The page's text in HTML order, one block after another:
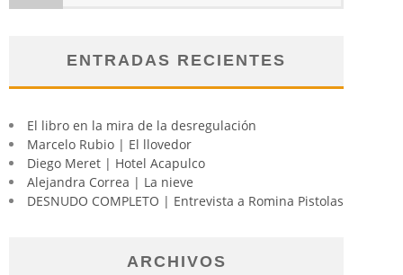
ENTRADAS RECIENTES
El libro en la mira de la desregulación
Marcelo Rubio | El llovedor
Diego Meret | Hotel Acapulco
Alejandra Correa | La nieve
DESNUDO COMPLETO | Entrevista a Romina Pistolas
ARCHIVOS